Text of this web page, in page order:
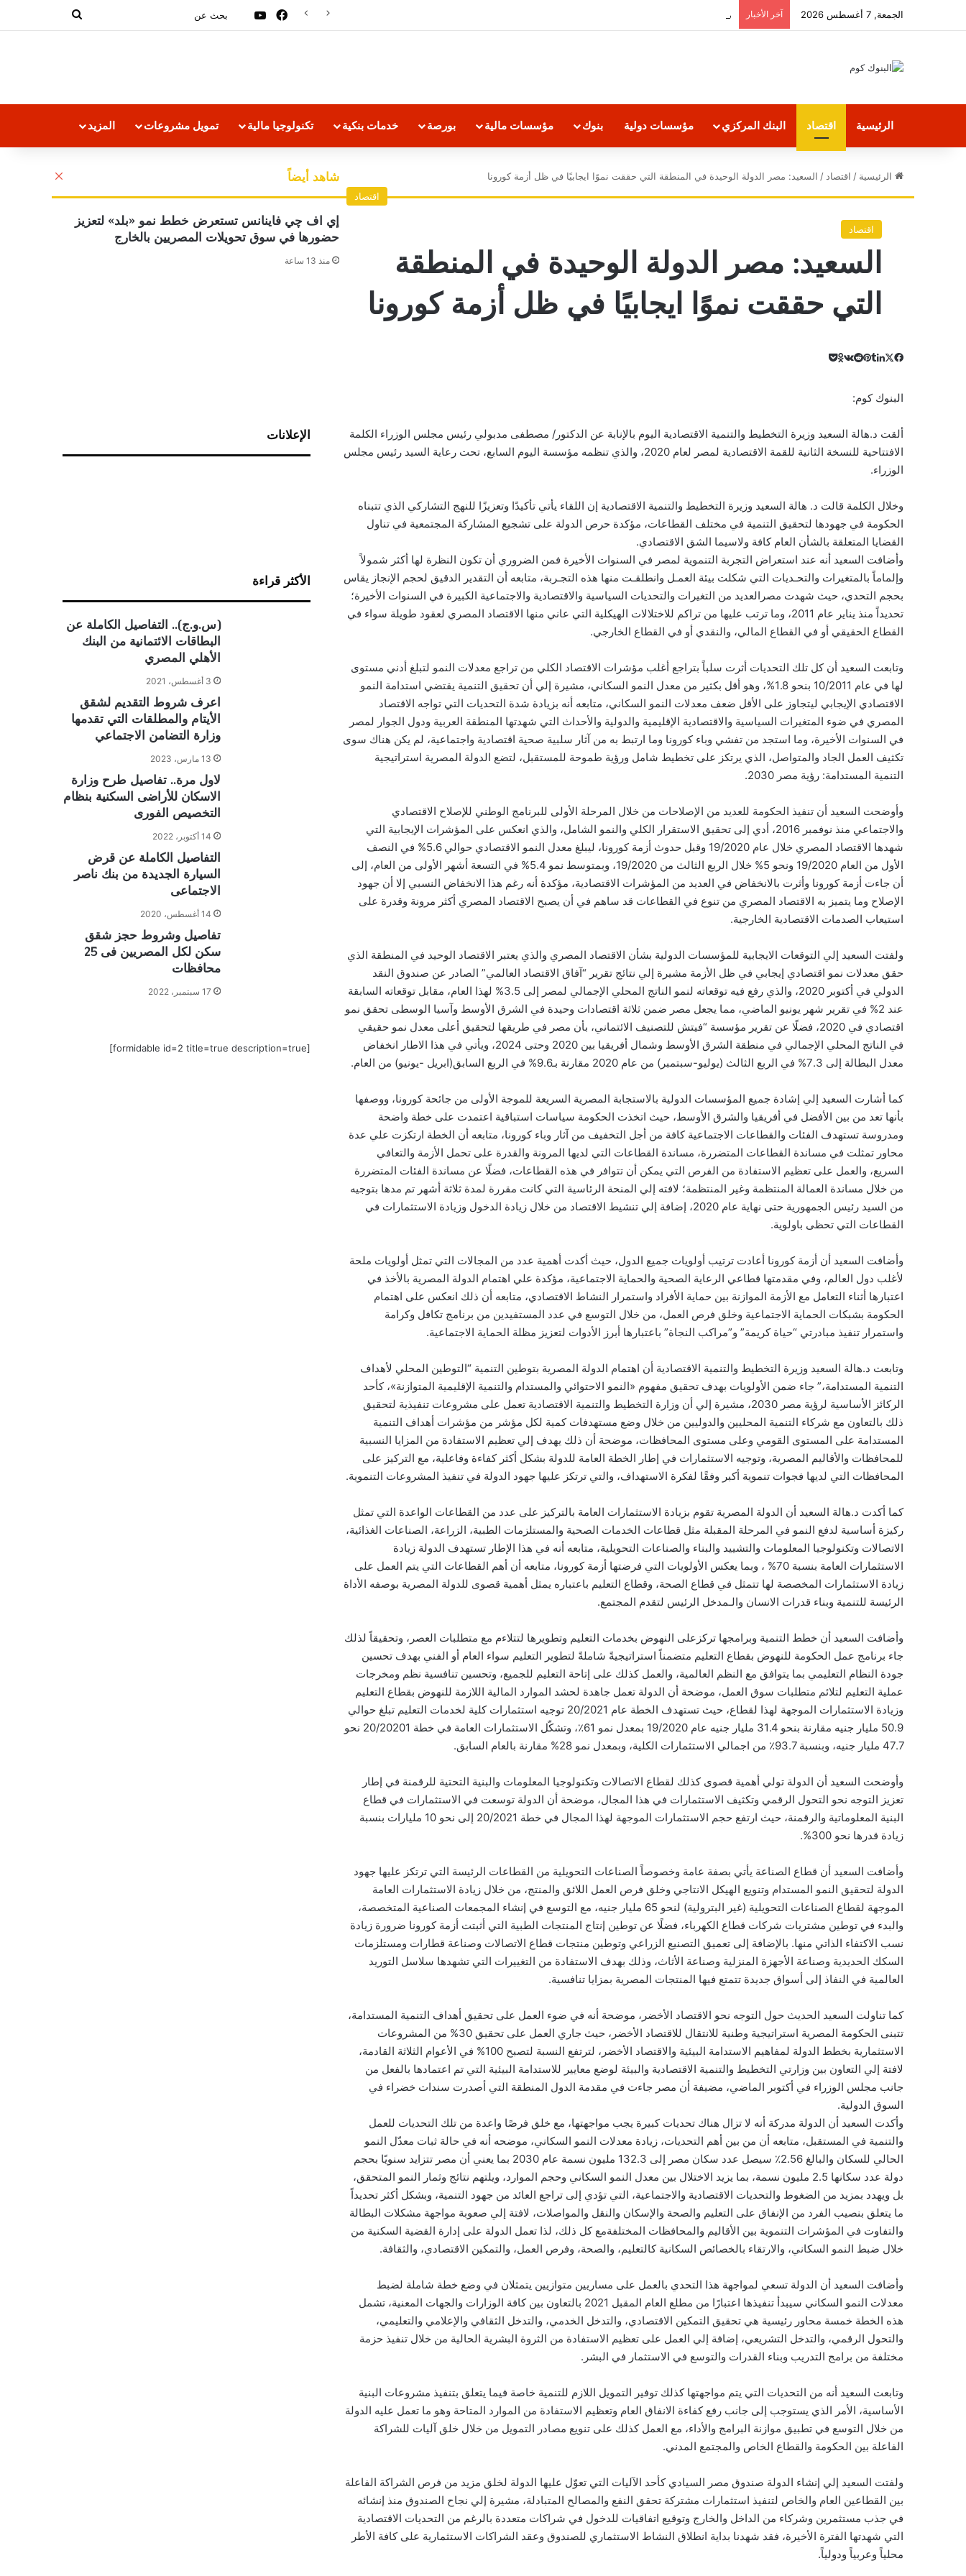
الجمعة, 7 أغسطس 2026 آخر الأخبار فيسبوك‫YouTube
بحث
الرئيسية اقتصاد البنك المركزي مؤسسات دولية بنوك مؤسسات مالية بورصة خدمات بنكية تكنولوجيا مالية تمويل مشروعات المزيد
الرئيسية / اقتصاد / السعيد: مصر الدولة الوحيدة في المنطقة التي حققت نموًا ايجابيًا في ظل أزمة كورونا
اقتصاد
السعيد: مصر الدولة الوحيدة في المنطقة
التي حققت نموًا ايجابيًا في ظل أزمة كورونا
فيسبوك‫Xلينكدإن
بينتيريست
Odnoklassniki
‫Pocket
البنوك كوم:
ألقت د.هالة السعيد وزيرة التخطيط والتنمية الاقتصادية اليوم بالإنابة عن الدكتور/ مصطفى مدبولي رئيس مجلس الوزراء الكلمة
الافتتاحية للنسخة الثانية للقمة الاقتصادية لمصر لعام 2020، والذي تنظمه مؤسسة اليوم السابع، تحت رعاية السيد رئيس مجلس
الوزراء.
وخلال الكلمة قالت د. هالة السعيد وزيرة التخطيط والتنمية الاقتصادية إن اللقاء يأتي تأكيدًا وتعزيزًا للنهج التشاركي الذي تتبناه
الحكومة في جهودها لتحقيق التنمية في مختلف القطاعات، مؤكدة حرص الدولة على تشجيع المشاركة المجتمعية في تناول
القضايا المتعلقة بالشأن العام كافة ولاسيما الشق الاقتصادي.
وأضافت السعيد أنه عند استعراض التجربة التنموية لمصر في السنوات الأخيرة فمن الضروري أن تكون النظرة لها أكثر شمولاً
وإلماماً بالمتغيرات والتحـديات التي شكلت بيئة العمـل وانطلقـت منها هذه التجـربة، متابعه أن التقدير الدقيق لحجم الإنجاز يقاس
بحجم التحدي، حيث شهدت مصرالعديد من التغيرات والتحديات السياسية والاقتصادية والاجتماعية الكبيرة في السنوات الأخيرة؛
تحديداً منذ يناير عام 2011، وما ترتب عليها من تراكم للاختلالات الهيكلية التي عاني منها الاقتصاد المصري لعقود طويلة سواء في
القطاع الحقيقي أو في القطاع المالي، والنقدي أو في القطاع الخارجي.
وتابعت السعيد أن كل تلك التحديات أثرت سلباً بتراجع أغلب مؤشرات الاقتصاد الكلي من تراجع معدلات النمو لتبلغ أدني مستوى
لها في عام 10/2011 بنحو 1.8%، وهو أقل بكثير من معدل النمو السكاني، مشيرة إلي أن تحقيق التنمية يقتضي استدامة النمو
الاقتصادي الإيجابي ليتجاوز على الأقل ضعف معدلات النمو السكاني، متابعه أنه بزيادة شدة التحديات التي تواجه الاقتصاد
المصري في ضوء المتغيرات السياسية والاقتصادية الإقليمية والدولية والأحداث التي شهدتها المنطقة العربية ودول الجوار لمصر
في السنوات الأخيرة، وما استجد من تفشي وباء كورونا وما ارتبط به من آثار سلبية صحية اقتصادية واجتماعية، لم يكن هناك سوى
تكثيف العمل الجاد والمتواصل، الذي يرتكز على تخطيط شامل ورؤية طموحة للمستقبل، لتضع الدولة المصرية استراتيجية
التنمية المستدامة: رؤية مصر 2030.
وأوضحت السعيد أن تنفيذ الحكومة للعديد من الإصلاحات من خلال المرحلة الأولى للبرنامج الوطني للإصلاح الاقتصادي
والاجتماعي منذ نوفمبر 2016، أدي إلى تحقيق الاستقرار الكلي والنمو الشامل، والذي انعكس على المؤشرات الإيجابية التي
شهدها الاقتصاد المصري خلال عام 19/2020 وقبل حدوث أزمة كورونا، ليبلغ معدل النمو الاقتصادي حوالي 5.6% في النصف
الأول من العام 19/2020 ونحو 5% خلال الربع الثالث من 19/2020، وبمتوسط نمو 5.4% في التسعة أشهر الأولى من العام، إلى
أن جاءت أزمة كورونا وأثرت بالانخفاض في العديد من المؤشرات الاقتصادية، مؤكدة أنه رغم هذا الانخفاض النسبي إلا أن جهود
الإصلاح وما يتميز به الاقتصاد المصري من تنوع في القطاعات قد ساهم في أن يصبح الاقتصاد المصري أكثر مرونة وقدرة على
استيعاب الصدمات الاقتصادية الخارجية.
ولفتت السعيد إلي التوقعات الايجابية للمؤسسات الدولية بشأن الاقتصاد المصري والذي يعتبر الاقتصاد الوحيد في المنطقة الذي
حقق معدلات نمو اقتصادي إيجابي في ظل الأزمة مشيرة إلي نتائج تقرير “آفاق الاقتصاد العالمي” الصادر عن صندوق النقد
الدولي في أكتوبر 2020، والذي رفع فيه توقعاته لنمو الناتج المحلي الإجمالي لمصر إلى 3.5% لهذا العام، مقابل توقعاته السابقة
عند 2% في تقرير شهر يونيو الماضي، مما يجعل مصر ضمن ثلاثة اقتصادات وحيدة في الشرق الأوسط وآسيا الوسطى تحقق نمو
اقتصادي في 2020، فضلًا عن تقرير مؤسسة “فيتش للتصنيف الائتماني، بأن مصر في طريقها لتحقيق أعلى معدل نمو حقيقي
في الناتج المحلي الإجمالي في منطقة الشرق الأوسط وشمال أفريقيا بين 2020 وحتى 2024، ويأتي في هذا الاطار انخفاض
معدل البطالة إلى 7.3% في الربع الثالث (يوليو-سبتمبر) من عام 2020 مقارنة بـ9.6% في الربع السابق(ابريل -يونيو) من العام.
كما أشارت السعيد إلي إشادة جميع المؤسسات الدولية بالاستجابة المصرية السريعة للموجة الأولى من جائحة كورونا، ووصفها
بأنها تعد من بين الأفضل في أفريقيا والشرق الأوسط، حيث اتخذت الحكومة سياسات استباقية اعتمدت على خطة واضحة
ومدروسة تستهدف الفئات والقطاعات الاجتماعية كافة من أجل التخفيف من آثار وباء كورونا، متابعه أن الخطة ارتكزت علي عدة
محاور تمثلت في مساندة القطاعات المتضررة، مساندة القطاعات التي لديها المرونة والقدرة على تحمل الأزمة والتعافي
السريع، والعمل على تعظيم الاستفادة من الفرص التي يمكن أن تتوافر في هذه القطاعات، فضلًا عن مساندة الفئات المتضررة
من خلال مساندة العمالة المنتظمة وغير المنتظمة؛ لافته إلي المنحة الرئاسية التي كانت مقررة لمدة ثلاثة أشهر تم مدها بتوجيه
من السيد رئيس الجمهورية حتى نهاية عام 2020، إضافة إلي تنشيط الاقتصاد من خلال زيادة الدخول وزيادة الاستثمارات في
القطاعات التي تحظى باولوية.
وأضافت السعيد أن أزمة كورونا أعادت ترتيب أولويات جميع الدول، حيث أكدت أهمية عدد من المجالات التي تمثل أولويات ملحة
لأغلب دول العالم، وفي مقدمتها قطاعي الرعاية الصحية والحماية الاجتماعية، مؤكدة علي اهتمام الدولة المصرية بالأخذ في
اعتبارها أثناء التعامل مع الأزمة الموازنة بين حماية الأفراد واستمرار النشاط الاقتصادي، متابعه أن ذلك انعكس على اهتمام
الحكومة بشبكات الحماية الاجتماعية وخلق فرص العمل، من خلال التوسع في عدد المستفيدين من برنامج تكافل وكرامة
واستمرار تنفيذ مبادرتي “حياة كريمة” و”مراكب النجاة” باعتبارها أبرز الأدوات لتعزيز مظلة الحماية الاجتماعية.
وتابعت د.هالة السعيد وزيرة التخطيط والتنمية الاقتصادية أن اهتمام الدولة المصرية بتوطين التنمية “التوطين المحلي لأهداف
التنمية المستدامة،” جاء ضمن الأولويات بهدف تحقيق مفهوم «النمو الاحتوائي والمستدام والتنمية الإقليمية المتوازنة»، كأحد
الركائز الأساسية لرؤية مصر 2030، مشيرة إلي أن وزارة التخطيط والتنمية الاقتصادية تعمل على مشروعات تنفيذية لتحقيق
ذلك بالتعاون مع شركاء التنمية المحليين والدوليين من خلال وضع مستهدفات كمية لكل مؤشر من مؤشرات أهداف التنمية
المستدامة على المستوى القومي وعلى مستوى المحافظات، موضحة أن ذلك يهدف إلي تعظيم الاستفادة من المزايا النسبية
للمحافظات والأقاليم المصرية، وتوجيه الاستثمارات في إطار الخطة العامة للدولة بشكل أكثر كفاءة وفاعلية، مع التركيز على
المحافظات التي لديها فجوات تنموية أكبر وفقًا لفكرة الاستهداف، والتي ترتكز عليها جهود الدولة في تنفيذ المشروعات التنموية.
كما أكدت د.هالة السعيد أن الدولة المصرية تقوم بزيادة الاستثمارات العامة بالتركيز على عدد من القطاعات الواعدة التي تمثل
ركيزة أساسية لدفع النمو في المرحلة المقبلة مثل قطاعات الخدمات الصحية والمستلزمات الطبية، الزراعة، الصناعات الغذائية،
الاتصالات وتكنولوجيا المعلومات والتشييد والبناء والصناعات التحويلية، متابعه أنه في هذا الإطار تستهدف الدولة زيادة
الاستثمارات العامة بنسبة 70% ، وبما يعكس الأولويات التي فرضتها أزمة كورونا، متابعه أن أهم القطاعات التي يتم العمل على
زيادة الاستثمارات المخصصة لها تتمثل في قطاع الصحة، وقطاع التعليم باعتباره يمثل أهمية قصوى للدولة المصرية بوصفه الأداة
الرئيسة للتنمية وبناء قدرات الانسان والـمدخل الرئيس لتقدم المجتمع.
وأضافت السعيد أن خطط التنمية وبرامجها تركزعلى النهوض بخدمات التعليم وتطويرها لتتلاءم مع متطلبات العصر، وتحقيقاً لذلك
جاء برنامج عمل الحكومة للنهوض بقطاع التعليم متضمناً استراتيجيةً شاملةً لتطوير التعليم سواء العام أو الفني بهدف تحسين
جودة النظام التعليمي بما يتوافق مع النظم العالمية، والعمل كذلك على إتاحة التعليم للجميع، وتحسين تنافسية نظم ومخرجات
عملية التعليم لتلائم متطلبات سوق العمل، موضحة أن الدولة تعمل جاهدة لحشد الموارد المالية اللازمة للنهوض بقطاع التعليم
وزيادة الاستثمارات الموجهة لهذا لقطاع، حيث تستهدف الخطة عام 20/2021 توجيه استثمارات كلية لخدمات التعليم تبلغ حوالي
50.9 مليار جنيه مقارنة بنحو 31.4 مليار جنيه عام 19/2020 بمعدل نمو 61٪، وتشكّل الاستثمارات العامة في خطة 20/20201 نحو
47.7 مليار جنيه، وبنسبة 93.7٪ من اجمالي الاستثمارات الكلية، وبمعدل نمو 28% مقارنة بالعام السابق.
وأوضحت السعيد أن الدولة تولي أهمية قصوى كذلك لقطاع الاتصالات وتكنولوجيا المعلومات والبنية التحتية للرقمنة في إطار
تعزيز التوجه نحو التحول الرقمي وتكثيف الاستثمارات في هذا المجال، موضحة أن الدولة توسعت في الاستثمارات في قطاع
البنية المعلوماتية والرقمنة، حيث ارتفع حجم الاستثمارات الموجهة لهذا المجال في خطة 20/2021 إلى نحو 10 مليارات بنسبة
زيادة قدرها نحو 300%.
وأضافت السعيد أن قطاع الصناعة يأتي بصفة عامة وخصوصاً الصناعات التحويلية من القطاعات الرئيسة التي ترتكز عليها جهود
الدولة لتحقيق النمو المستدام وتنويع الهيكل الانتاجي وخلق فرص العمل اللائق والمنتج، من خلال زيادة الاستثمارات العامة
الموجهة لقطاع الصناعات التحويلية (غير البترولية) لنحو 65 مليار جنيه، مع التوسع في إنشاء المجمعات الصناعية المتخصصة،
والبدء في توطين مشتريات شركات قطاع الكهرباء، فضلًا عن توطين إنتاج المنتجات الطبية التي أثبتت أزمة كورونا ضرورة زيادة
نسب الاكتفاء الذاتي منها. بالإضافة إلى تعميق التصنيع الزراعي وتوطين منتجات قطاع الاتصالات وصناعة قطارات ومستلزمات
السكك الحديدية وصناعة الأجهزة المنزلية وصناعة الأثاث، وذلك بهدف الاستفادة من التغييرات التي تشهدها سلاسل التوريد
العالمية في النفاذ إلى أسواق جديدة تتمتع فيها المنتجات المصرية بمزايا تنافسية.
كما تناولت السعيد الحديث حول التوجه نحو الاقتصاد الأخضر، موضحة أنه في ضوء العمل على تحقيق أهداف التنمية المستدامة،
تتبنى الحكومة المصرية استراتيجية وطنية للانتقال للاقتصاد الأخضر، حيث جاري العمل على تحقيق 30% من المشروعات
الاستثمارية بخطط الدولة لمفاهيم الاستدامة البيئية والاقتصاد الأخضر، لترتفع النسبة لتصبح 100% في الأعوام الثلاثة القادمة،
لافتة إلي التعاون بين وزارتي التخطيط والتنمية الاقتصادية والبيئة لوضع معايير للاستدامة البيئية التي تم اعتمادها بالفعل من
جانب مجلس الوزراء في أكتوبر الماضي، مضيفة أن مصر جاءت في مقدمة الدول المنطقة التي أصدرت سندات خضراء في
السوق الدولية.
وأكدت السعيد أن الدولة مدركة أنه لا تزال هناك تحديات كبيرة يجب مواجهتها، مع خلق فرصًا واعدة من تلك التحديات للعمل
والتنمية في المستقبل، متابعه أن من بين أهم التحديات، زيادة معدلات النمو السكاني، موضحه أنه في حالة ثبات معدّل النمو
الحالي للسكان والبالغ 2.56٪ سيصل عدد سكان مصر إلى 132.3 مليون نسمة عام 2030 بما يعني أن مصر تتزايد سنويًا بحجم
دولة عدد سكانها 2.5 مليون نسمة، بما يزيد الاختلال بين معدل النمو السكاني وحجم الموارد، ويلتهم نتائج وثمار النمو المتحقق،
بل ويهدد بمزيد من الضغوط والتحديات الاقتصادية والاجتماعية، التي تؤدي إلى تراجع العائد من جهود التنمية، وبشكل أكثر تحديداً
ما يتعلق بنصيب الفرد من الإنفاق على التعليم والصحة والإسكان والنقل والمواصلات، لافتة إلي صعوبة مواجهة مشكلات البطالة
والتفاوت في المؤشرات التنموية بين الأقاليم والمحافظات المختلفةمع كل ذلك، لذا تعمل الدولة على إدارة القضية السكنية من
خلال ضبط النمو السكاني، والارتقاء بالخصائص السكانية كالتعليم، والصحة، وفرص العمل، والتمكين الاقتصادي، والثقافة.
وأضافت السعيد أن الدولة تسعي لمواجهة هذا التحدي بالعمل على مساريين متوازيين يتمثلان في وضع خطة شاملة لضبط
معدلات النمو السكاني سيبدأ تنفيذها اعتبارًا من مطلع العام المقبل 2021 بالتعاون بين كافة الوزارات والجهات المعنية، تشمل
هذه الخطة خمسة محاور رئيسية هي تحقيق التمكين الاقتصادي، والتدخل الخدمي، والتدخل الثقافي والإعلامي والتعليمي،
والتحول الرقمي، والتدخل التشريعي، إضافة إلي العمل على تعظيم الاستفادة من الثروة البشرية الحالية من خلال تنفيذ حزمة
مختلفة من برامج التدريب وبناء القدرات والتوسع في الاستثمار في البشر.
وتابعت السعيد أنه من التحديات التي يتم مواجهتها كذلك توفير التمويل اللازم للتنمية خاصة فيما يتعلق بتنفيذ مشروعات البنية
الأساسية، الأمر الذي يستوجب إلى جانب رفع كفاءة الانفاق العام وتعظيم الاستفادة من الموارد المتاحة وهو ما تعمل عليه الدولة
من خلال التوسع في تطبيق موازنة البرامج والأداء، مع العمل كذلك على تنويع مصادر التمويل من خلال خلق آليات للشراكة
الفاعلة بين الحكومة والقطاع الخاص والمجتمع المدني.
ولفتت السعيد إلي إنشاء الدولة صندوق مصر السيادي كأحد الآليات التي تعوّل عليها الدولة لخلق مزيد من فرص الشراكة الفاعلة
بين القطاعين العام والخاص لتنفيذ استثمارات مشتركة تحقق النفع والمصالح المتبادلة، مشيرة إلي نجاح الصندوق منذ إنشائه
في جذب مستثمرين وشركاء من الداخل والخارج وتوقيع اتفاقيات للدخول في شراكات متعددة بالرغم من التحديات الاقتصادية
التي شهدتها الفترة الأخيرة، فقد شهدنا بداية انطلاق النشاط الاستثماري للصندوق وعقد الشراكات الاستثمارية على كافة الأطر
محلياً وعربياً ودولياً.
شاهد أيضاً
اقتصاد
إي اف چي فاينانس تستعرض خطط نمو «بلد» لتعزيز
حضورها في سوق تحويلات المصريين بالخارج
منذ 13 ساعة
الإعلانات
الأكثر قراءة
(س.و.ج).. التفاصيل الكاملة عن
البطاقات الائتمانية من البنك
الأهلي المصري
3 أغسطس، 2021
اعرف شروط التقديم لشقق
الأيتام والمطلقات التي تقدمها
وزارة التضامن الاجتماعي
13 مارس، 2023
لاول مرة.. تفاصيل طرح وزارة
الاسكان للأراضى السكنية بنظام
التخصيص الفورى
14 أكتوبر، 2022
التفاصيل الكاملة عن قرض
السيارة الجديدة من بنك ناصر
الاجتماعى
14 أغسطس، 2020
تفاصيل وشروط حجز شقق
سكن لكل المصريين فى 25
محافظات
17 سبتمبر، 2022
[formidable id=2 title=true description=true]